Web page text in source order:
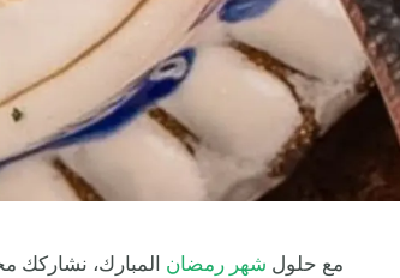
مع حلول شهر رمضان المبارك، نشاركك